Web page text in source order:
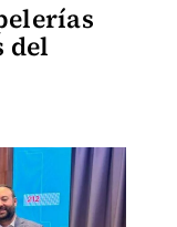
del